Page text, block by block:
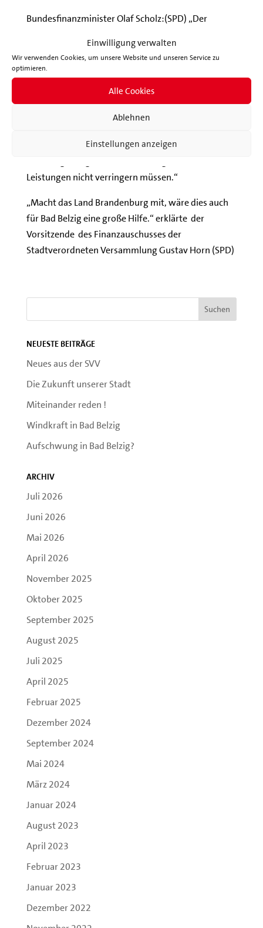
Einwilligung verwalten
Wir verwenden Cookies, um unsere Website und unseren Service zu
optimieren.
Alle Cookies
Ablehnen
Einstellungen anzeigen
Bundesfinanzminister Olaf Scholz:(SPD) „Der
unsere Städte und Gemeinden, die besonders unter
ihrer finanziellen Situation zu leiden haben. Mit
einem Akt der Solidarität übernimmt der Bund
einmalig die Schulden der Kommunen und
verschafft ihnen den dringend nötigen Raum zum
wichtig, dass unsere Städte und Gemeinden
Leistungen nicht verringern müssen.“
„Macht das Land Brandenburg mit, wäre dies auch
für Bad Belzig eine große Hilfe.“ erklärte der
Vorsitzende des Finanzauschusses der
Stadtverordneten Versammlung Gustav Horn (SPD)
Neueste Beiträge
Neues aus der SVV
Die Zukunft unserer Stadt
Miteinander reden !
Windkraft in Bad Belzig
Aufschwung in Bad Belzig?
Archiv
Juli 2026
Juni 2026
Mai 2026
April 2026
November 2025
Oktober 2025
September 2025
August 2025
Juli 2025
April 2025
Februar 2025
Dezember 2024
September 2024
Mai 2024
März 2024
Januar 2024
August 2023
April 2023
Februar 2023
Januar 2023
Dezember 2022